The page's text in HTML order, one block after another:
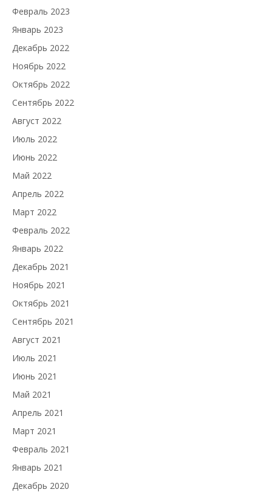
Февраль 2023
Январь 2023
Декабрь 2022
Ноябрь 2022
Октябрь 2022
Сентябрь 2022
Август 2022
Июль 2022
Июнь 2022
Май 2022
Апрель 2022
Март 2022
Февраль 2022
Январь 2022
Декабрь 2021
Ноябрь 2021
Октябрь 2021
Сентябрь 2021
Август 2021
Июль 2021
Июнь 2021
Май 2021
Апрель 2021
Март 2021
Февраль 2021
Январь 2021
Декабрь 2020